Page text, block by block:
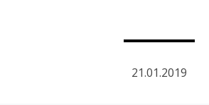
21.01.2019